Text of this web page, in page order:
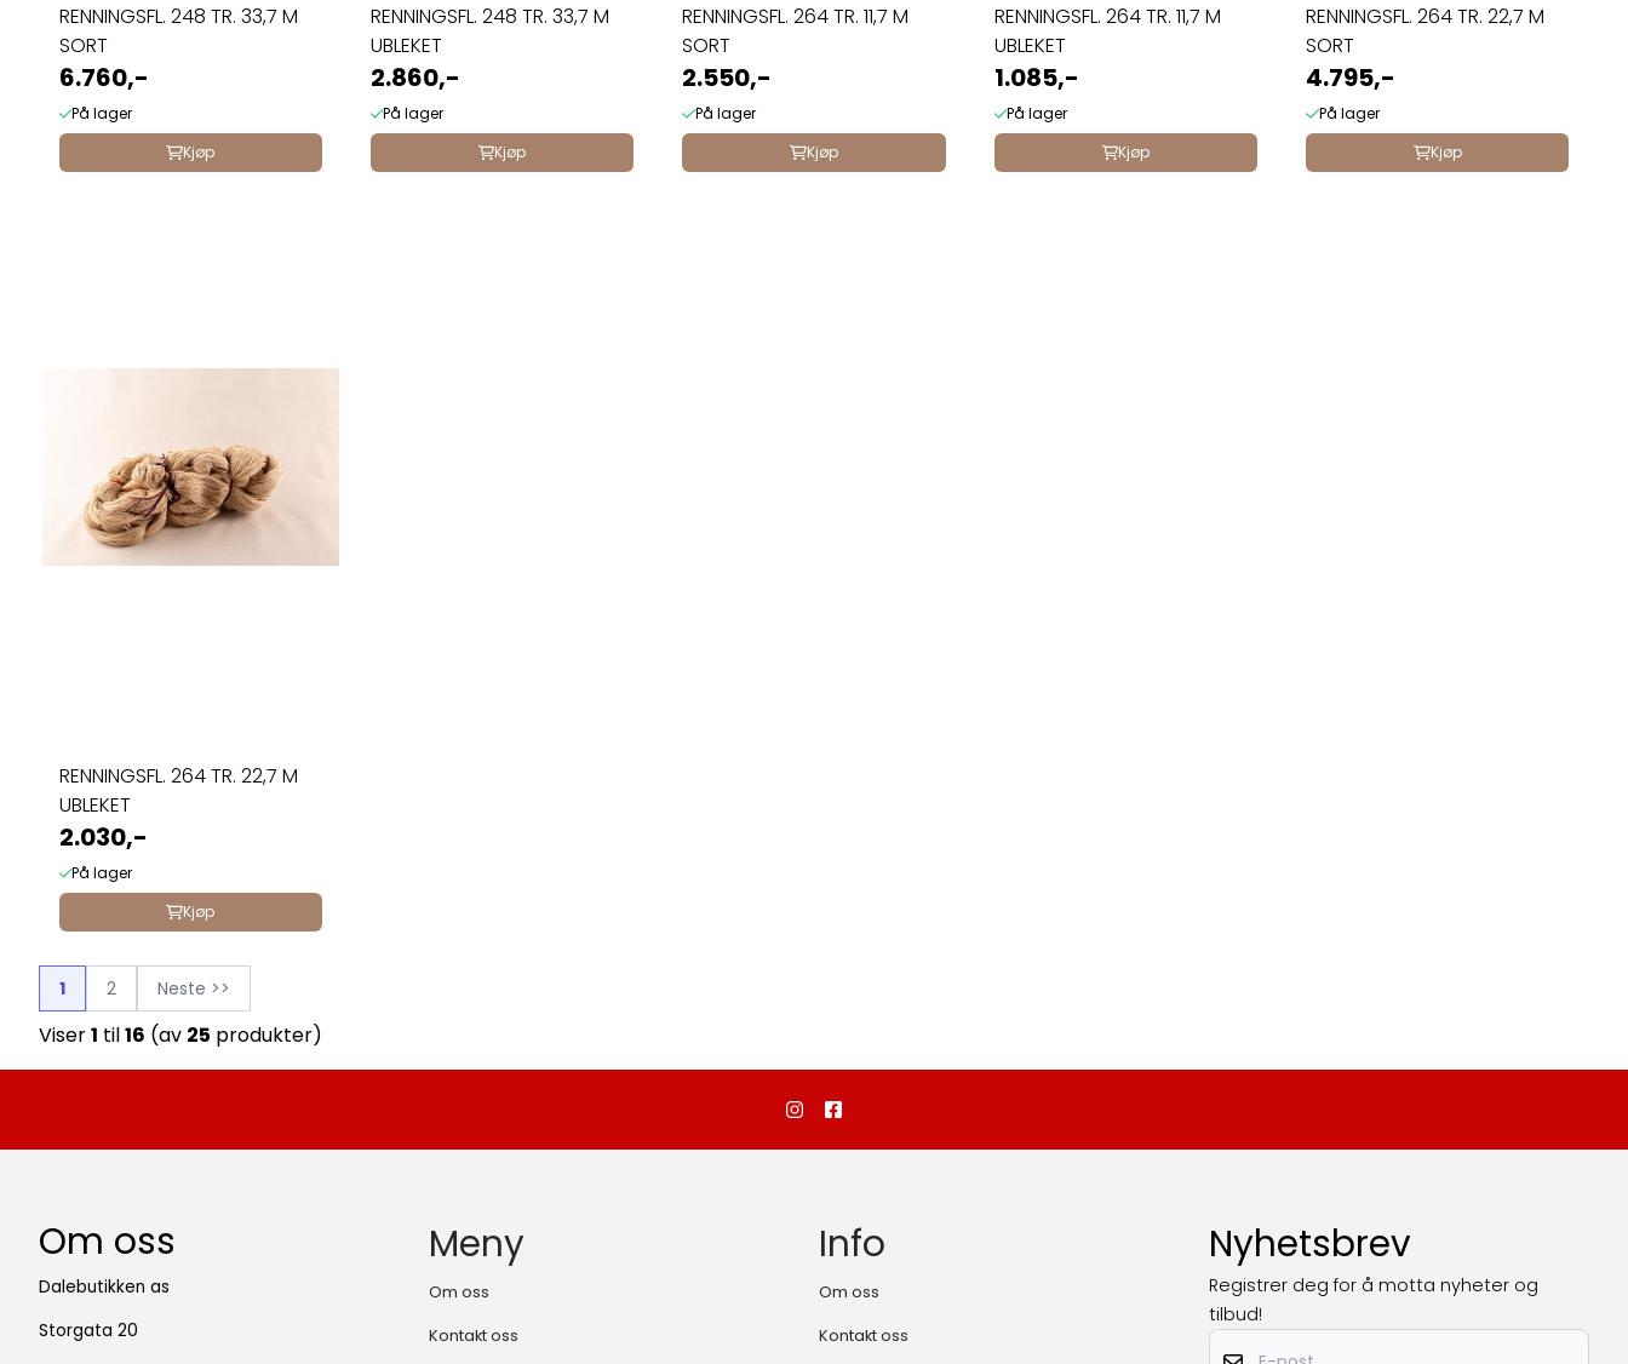
RENNINGSFL. 248 TR. 33,7 M
SORT
6.760,-
På lager
Kjøp
RENNINGSFL. 248 TR. 33,7 M
UBLEKET
2.860,-
På lager
Kjøp
RENNINGSFL. 264 TR. 11,7 M
SORT
2.550,-
På lager
Kjøp
RENNINGSFL. 264 TR. 11,7 M
UBLEKET
1.085,-
På lager
Kjøp
RENNINGSFL. 264 TR. 22,7 M
SORT
4.795,-
På lager
Kjøp
RENNINGSFL. 264 TR. 22,7 M
UBLEKET
2.030,-
På lager
Kjøp
1 2 Neste >>
Viser1 til16 (av 25 produkter)
Om oss
Dalebutikken as
Storgata 20
Meny
Om oss
Kontakt oss
Info
Om oss
Kontakt oss
Nyhetsbrev
Registrer deg for å motta nyheter og
tilbud!
E-post